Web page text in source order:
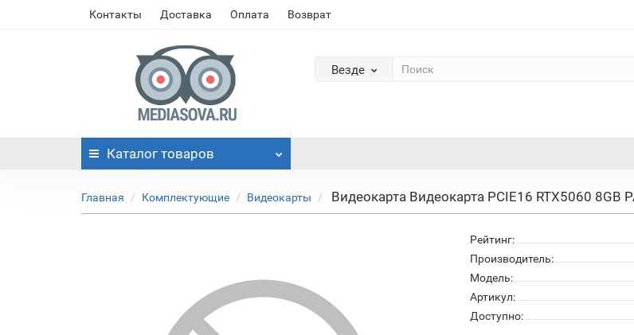
Контакты Доставка Оплата Возврат
Везде
Каталог товаров
Главная Комплектующие Видеокарты Видеокарта Видеокарта PCIE16 RTX5060 8GB
Рейтинг:
Производитель:
Модель:
Артикул:
Доступно: